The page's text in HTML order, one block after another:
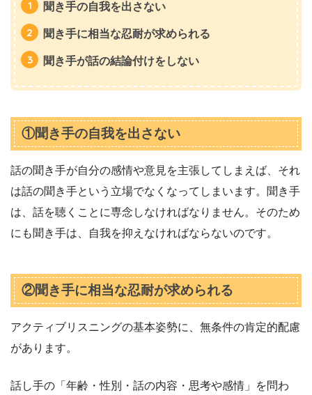
聞き手の自我を出さない
聞き手に相当な忍耐が求められる
聞き手が話の結論付けをしない
①聞き手の自我を出さない
話の聞き手が自分の感情や意見を主張してしまえば、それ
は話の聞き手という立場でなくなってしまいます。聞き手
は、話を聴くことに専念しなければなりません。そのため
にも聞き手は、自我を抑えなければならないのです。
②聞き手に相当な忍耐が求められる
アクティブリスニングの基本姿勢に、無条件の肯定的配慮
があります。
話し手の「年齢・性別・話の内容・思考や感情」を問わ